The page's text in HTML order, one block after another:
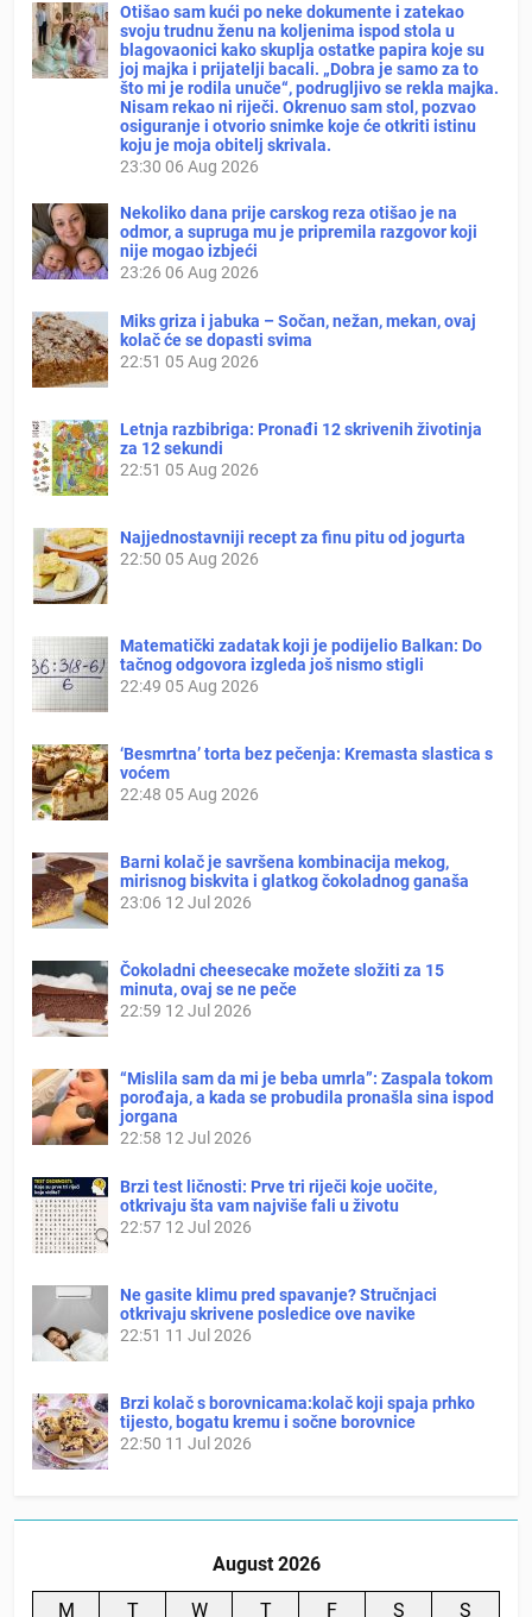
Otišao sam kući po neke dokumente i zatekao
svoju trudnu ženu na koljenima ispod stola u
blagovaonici kako skuplja ostatke papira koje su
joj majka i prijatelji bacali. „Dobra je samo za to
što mi je rodila unuče“, podrugljivo se rekla majka.
Nisam rekao ni riječi. Okrenuo sam stol, pozvao
osiguranje i otvorio snimke koje će otkriti istinu
koju je moja obitelj skrivala.
23:30 06 Aug 2026
Nekoliko dana prije carskog reza otišao je na
odmor, a supruga mu je pripremila razgovor koji
nije mogao izbjeći
23:26 06 Aug 2026
Miks griza i jabuka – Sočan, nežan, mekan, ovaj
kolač će se dopasti svima
22:51 05 Aug 2026
Letnja razbibriga: Pronađi 12 skrivenih životinja
za 12 sekundi
22:51 05 Aug 2026
Najjednostavniji recept za finu pitu od jogurta
22:50 05 Aug 2026
Matematički zadatak koji je podijelio Balkan: Do
tačnog odgovora izgleda još nismo stigli
22:49 05 Aug 2026
‘Besmrtna’ torta bez pečenja: Kremasta slastica s
voćem
22:48 05 Aug 2026
Barni kolač je savršena kombinacija mekog,
mirisnog biskvita i glatkog čokoladnog ganaša
23:06 12 Jul 2026
Čokoladni cheesecake možete složiti za 15
minuta, ovaj se ne peče
22:59 12 Jul 2026
“Mislila sam da mi je beba umrla”: Zaspala tokom
porođaja, a kada se probudila pronašla sina ispod
jorgana
22:58 12 Jul 2026
Brzi test ličnosti: Prve tri riječi koje uočite,
otkrivaju šta vam najviše fali u životu
22:57 12 Jul 2026
Ne gasite klimu pred spavanje? Stručnjaci
otkrivaju skrivene posledice ove navike
22:51 11 Jul 2026
Brzi kolač s borovnicama:kolač koji spaja prhko
tijesto, bogatu kremu i sočne borovnice
22:50 11 Jul 2026
August 2026
M T W T F S S